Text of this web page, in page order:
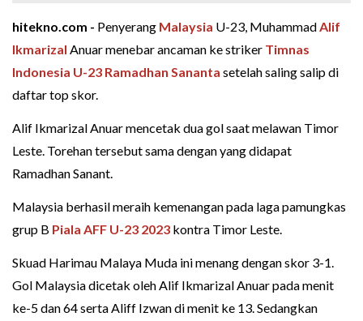
hitekno.com - Penyerang Malaysia U-23, MuhammadAlif
Ikmarizal Anuar menebar ancaman ke striker Timnas
Indonesia U-23 Ramadhan Sananta setelah saling salip di
daftar top skor.
Alif Ikmarizal Anuar mencetak dua gol saat melawan Timor
Leste. Torehan tersebut sama dengan yang didapat
Ramadhan Sanant.
Malaysia berhasil meraih kemenangan pada laga pamungkas
grup B Piala AFF U-23 2023 kontra Timor Leste.
Skuad Harimau Malaya Muda ini menang dengan skor 3-1.
Gol Malaysia dicetak oleh Alif Ikmarizal Anuar pada menit
ke-5 dan 64 serta Aliff Izwan di menit ke 13. Sedangkan